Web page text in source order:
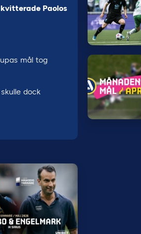
Paolos
mål tog
dock